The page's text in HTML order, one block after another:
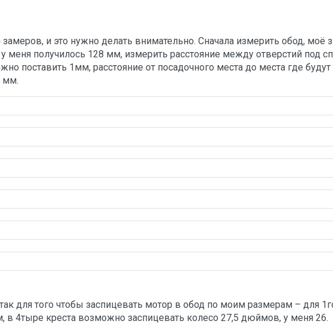
и это нужно делать внимательно. Сначала измерить обод, моё
меня получилось 128 мм, измерить расстояние между отверстий
поставить 1мм, расстояние от посадочного места до места где
мм.
для того чтобы заспицевать мотор в обод по моим размерам – для
4тыре креста возможно заспицевать колесо 27,5 дюймов, у меня 26.